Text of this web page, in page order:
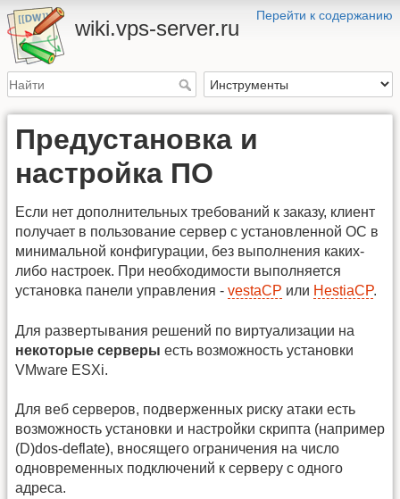
Перейти к содержанию
wiki.vps-server.ru
Предустановка и
настройка ПО
Если нет дополнительных требований к заказу, клиент
получает в пользование сервер с установленной ОС в
минимальной конфигурации, без выполнения каких-
либо настроек. При необходимости выполняется
установка панели управления - vestaCP или HestiaCP.
Для развертывания решений по виртуализации на
некоторые серверы есть возможность установки
VMware ESXi.
Для веб серверов, подверженных риску атаки есть
возможность установки и настройки скрипта (например
(D)dos-deflate), вносящего ограничения на число
одновременных подключений к серверу с одного
адреса.